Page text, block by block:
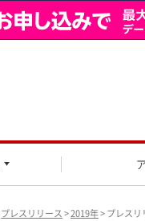
プレスリリース>2019年> プレス